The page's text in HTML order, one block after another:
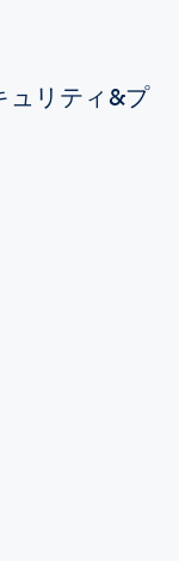
ュリティ&プ